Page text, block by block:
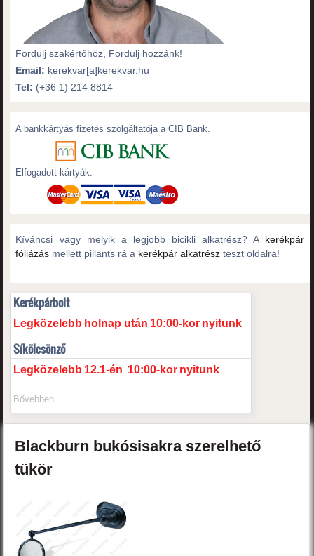
Fordulj szakértőhöz, Fordulj hozzánk!
Email: kerekvar[a]kerekvar.hu
Tel: (+36 1) 214 8814
A bankkártyás fizetés szolgáltatója a CIB Bank.
Elfogadott kártyák:
Kíváncsi vagy melyik a legjobb bicikli alkatrész? A kerékpár
fóliázás mellett pillants rá a kerékpár alkatrész teszt oldalra!
Kerékpárbolt
Legközelebb holnap után 10:00-kor nyitunk
Síkölcsönző
Legközelebb 12.1-én 10:00-kor nyitunk
Bővebben
Blackburn bukósisakra szerelhető
tükör